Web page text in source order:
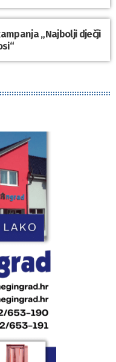
„Najbolji dječji